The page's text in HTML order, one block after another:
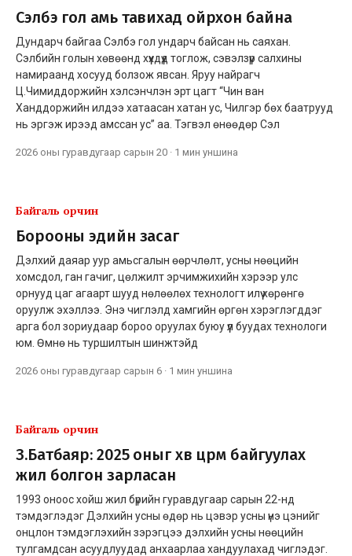
Сэлбэ гол амь тавихад ойрхон байна
Дундарч байгаа Сэлбэ гол ундарч байсан нь саяхан.
Сэлбийн голын хөвөөнд хүүхдүүд тоглож, сэвэлзүүр салхины
намираанд хосууд болзож явсан. Яруу найрагч
Ц.Чимиддоржийн хэлсэнчлэн эрт цагт “Чин ван
Ханддоржийн илдээ хатаасан хатан ус, Чилгэр бөх баатрууд
нь эргэж ирээд амссан ус” аа. Тэгвэл өнөөдөр Сэл
2026 оны гуравдугаар сарын 20 · 1 мин уншина
Байгаль орчин
Борооны эдийн засаг
Дэлхий даяар уур амьсгалын өөрчлөлт, усны нөөцийн
хомсдол, ган гачиг, цөлжилт эрчимжихийн хэрээр улс
орнууд цаг агаарт шууд нөлөөлөх технологт илүү хөрөнгө
оруулж эхэллээ. Энэ чиглэлд хамгийн өргөн хэрэглэгддэг
арга бол зориудаар бороо оруулах буюу үүл буудах технологи
юм. Өмнө нь туршилтын шинжтэйд
2026 оны гуравдугаар сарын 6 · 1 мин уншина
Байгаль орчин
З.Батбаяр: 2025 оныг хөв цөөрөм байгуулах
жил болгон зарласан
1993 оноос хойш жил бүрийн гуравдугаар сарын 22-нд
тэмдэглэдэг Дэлхийн усны өдөр нь цэвэр усны үнэ цэнийг
онцлон тэмдэглэхийн зэрэгцээ дэлхийн усны нөөцийн
тулгамдсан асуудлуудад анхаарлаа хандуулахад чиглэдэг.